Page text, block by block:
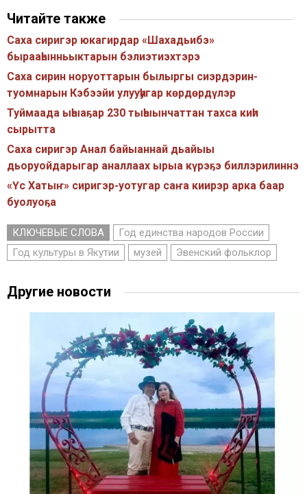
Читайте также
Саха сиригэр юкагирдар «Шахадьибэ»
бырааһынньыктарын бэлиэтиэхтэрэ
Саха сирин норуоттарын былыргы сиэрдэрин-
туомнарын Кэбээйи улууһугар көрдөрдүлэр
Туймаада ыһыаҕар 230 тыһыынчаттан тахса киһи
сырытта
Саха сиригэр Анал байыаннай дьайыы
дьоруойдарыгар аналлаах ырыа күрэҕэ биллэрилиннэ
«Үс Хатыҥ» сиригэр-уотугар саҥа киирэр арка баар
буолуоҕа
КЛЮЧЕВЫЕ СЛОВА
Год единства народов России
Год культуры в Якутии
музей Эвенский фольклор
Другие новости